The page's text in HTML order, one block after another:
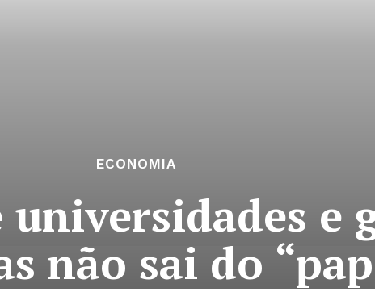
ECONOMIA
e
não sai do